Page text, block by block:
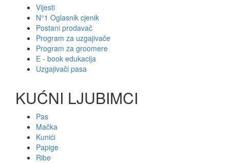
Vijesti
N°1 Oglasnik cjenik
Postani prodavač
Program za uzgajivače
Program za groomere
E - book edukacija
Uzgajivači pasa
KUĆNI LJUBIMCI
Pas
Mačka
Kunići
Papige
Ribe